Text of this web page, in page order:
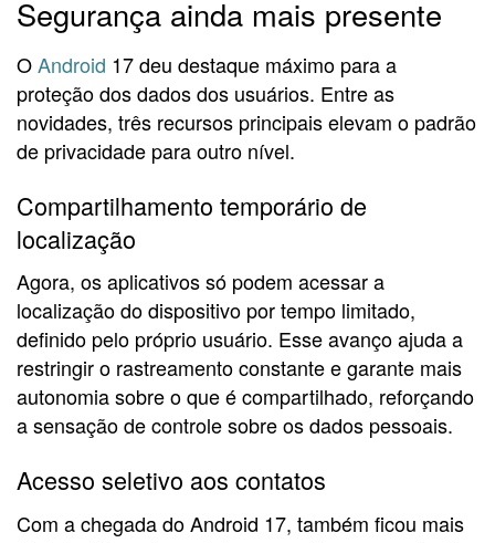
Segurança ainda mais presente
OAndroid 17 deu destaque máximo para a
proteção dos dados dos usuários. Entre as
novidades, três recursos principais elevam o padrão
de privacidade para outro nível.
Compartilhamento temporário de
localização
Agora, os aplicativos só podem acessar a
localização do dispositivo por tempo limitado,
definido pelo próprio usuário. Esse avanço ajuda a
restringir o rastreamento constante e garante mais
autonomia sobre o que é compartilhado, reforçando
a sensação de controle sobre os dados pessoais.
Acesso seletivo aos contatos
Com a chegada do Android 17, também ficou mais